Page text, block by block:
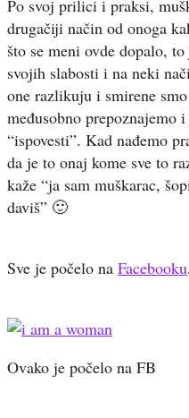
Po svoj prilici i praksi,
drugačiji način od onoga
što se meni ovde dopalo,
svojih slabosti i na neki
one razlikuju i smirene
međusobno prepoznajemo
“ispovesti”. Kad nađemo
da je to onaj kome sve to
kaže “ja sam muškarac,
daviš” 🙂
Sve je počelo na Facebooku
Ovako je počelo na FB